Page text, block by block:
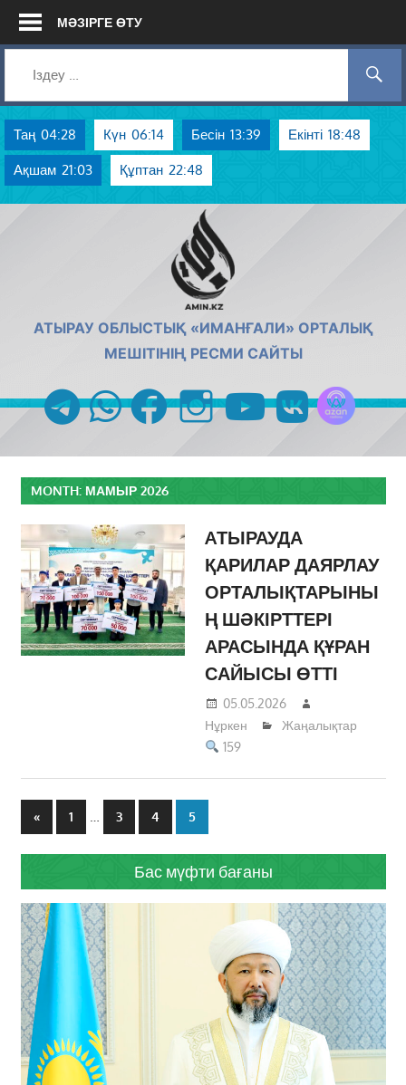
Skip
МӘЗІРГЕ ӨТУ
Таң 04:28 Күн 06:14 Бесін 13:39 Екінті 18:48
Ақшам 21:03 Құптан 22:48
АТЫРАУ ОБЛЫСТЫҚ «ИМАНҒАЛИ» ОРТАЛЫҚ
МЕШІТІНІҢ РЕСМИ САЙТЫ
telegramwhatsappfacebookinstagramyoutubevk
MONTH: МАМЫР 2026
AТЫРАУДА
ҚАРИЛАР ДАЯРЛАУ
ОРТАЛЫҚТАРЫНЫ
Ң ШӘКІРТТЕРІ
АРАСЫНДА ҚҰРАН
САЙЫСЫ ӨТТІ
05.05.2026
Нұркен
Жаңалықтар
159
Жазбалар
«Previous
Posts
1 … 3 4 5
Бас мүфти бағаны